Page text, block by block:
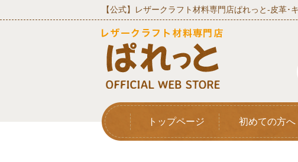
【公式】レザークラフト材料専門店ぱれっと‐皮革･
トップページ 初めての方へ